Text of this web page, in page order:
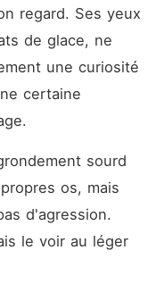
regard. Ses yeux
de glace, ne
une curiosité
certaine
sourd
os, mais
d'agression.
le voir au léger